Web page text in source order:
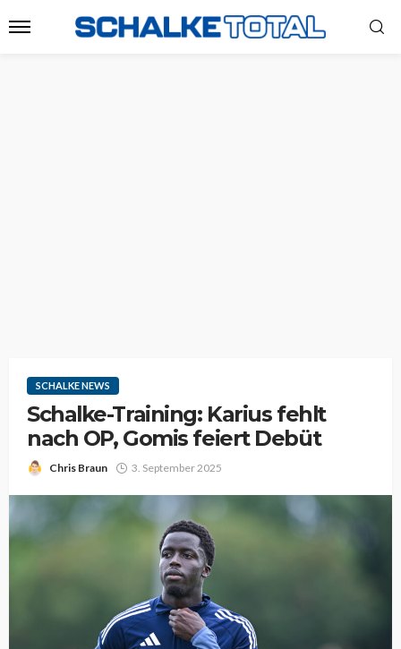
SCHALKE NEWS
Schalke-Training: Karius fehlt
nach OP, Gomis feiert Debüt
Chris Braun 3. September 2025